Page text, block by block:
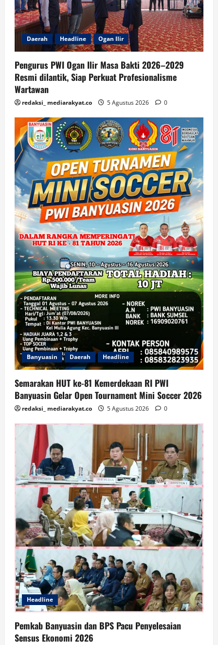
Daerah Headline Ogan Ilir
Pengurus PWI Ogan Ilir Masa Bakti 2026–2029
Resmi dilantik, Siap Perkuat Profesionalisme
Wartawan
redaksi_ mediarakyat.co 5 Agustus 2026 0
Banyuasin Daerah Headline
Semarakan HUT ke-81 Kemerdekaan RI PWI
Banyuasin Gelar Open Tournament Mini Soccer 2026
redaksi_ mediarakyat.co 5 Agustus 2026 0
Headline
Pemkab Banyuasin dan BPS Pacu Penyelesaian
Sensus Ekonomi 2026